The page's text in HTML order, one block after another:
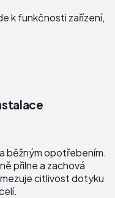
k funkčnosti zařízení,
běžným opotřebením.
přilne a zachová
citlivost dotyku